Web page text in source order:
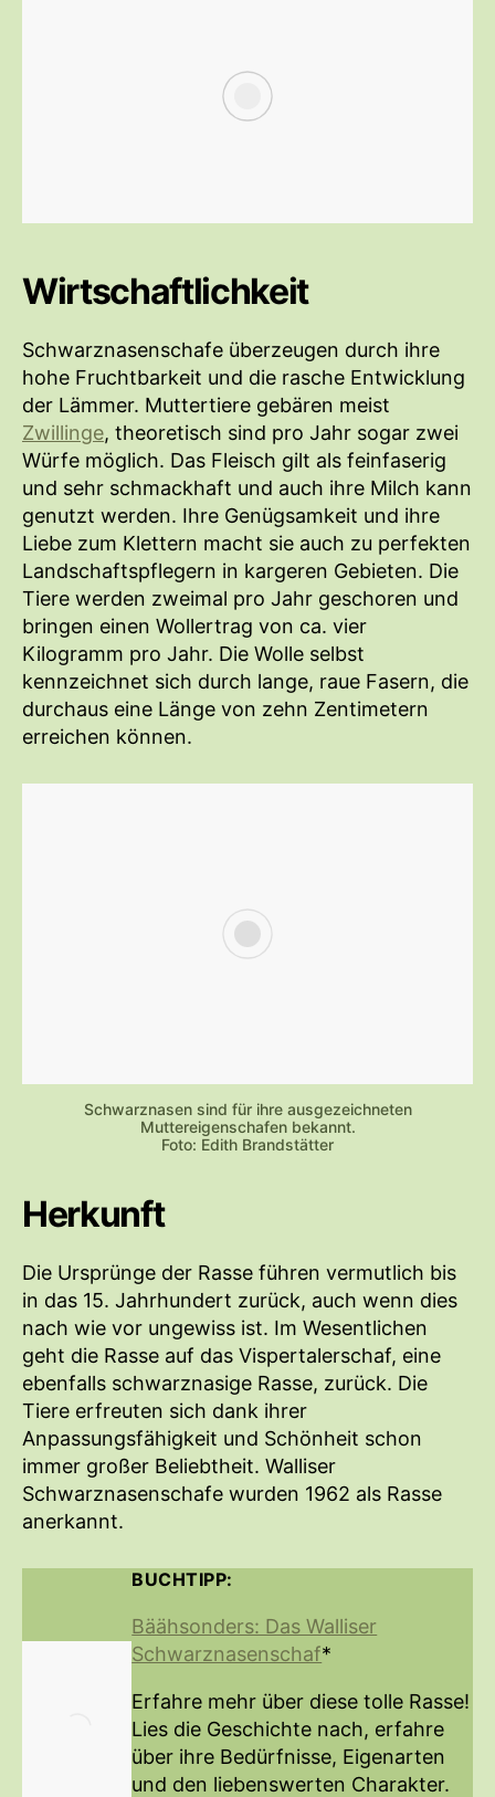
Wirtschaftlichkeit
Schwarznasenschafe überzeugen durch ihre
hohe Fruchtbarkeit und die rasche Entwicklung
der Lämmer. Muttertiere gebären meist
Zwillinge, theoretisch sind pro Jahr sogar zwei
Würfe möglich. Das Fleisch gilt als feinfaserig
und sehr schmackhaft und auch ihre Milch kann
genutzt werden. Ihre Genügsamkeit und ihre
Liebe zum Klettern macht sie auch zu perfekten
Landschaftspflegern in kargeren Gebieten. Die
Tiere werden zweimal pro Jahr geschoren und
bringen einen Wollertrag von ca. vier
Kilogramm pro Jahr. Die Wolle selbst
kennzeichnet sich durch lange, raue Fasern, die
durchaus eine Länge von zehn Zentimetern
erreichen können.
Schwarznasen sind für ihre ausgezeichneten
Muttereigenschafen bekannt.
Foto: Edith Brandstätter
Herkunft
Die Ursprünge der Rasse führen vermutlich bis
in das 15. Jahrhundert zurück, auch wenn dies
nach wie vor ungewiss ist. Im Wesentlichen
geht die Rasse auf das Vispertalerschaf, eine
ebenfalls schwarznasige Rasse, zurück. Die
Tiere erfreuten sich dank ihrer
Anpassungsfähigkeit und Schönheit schon
immer großer Beliebtheit. Walliser
Schwarznasenschafe wurden 1962 als Rasse
anerkannt.
BUCHTIPP:
Bäähsonders: Das Walliser
Schwarznasenschaf*
Erfahre mehr über diese tolle Rasse!
Lies die Geschichte nach, erfahre
über ihre Bedürfnisse, Eigenarten
und den liebenswerten Charakter.